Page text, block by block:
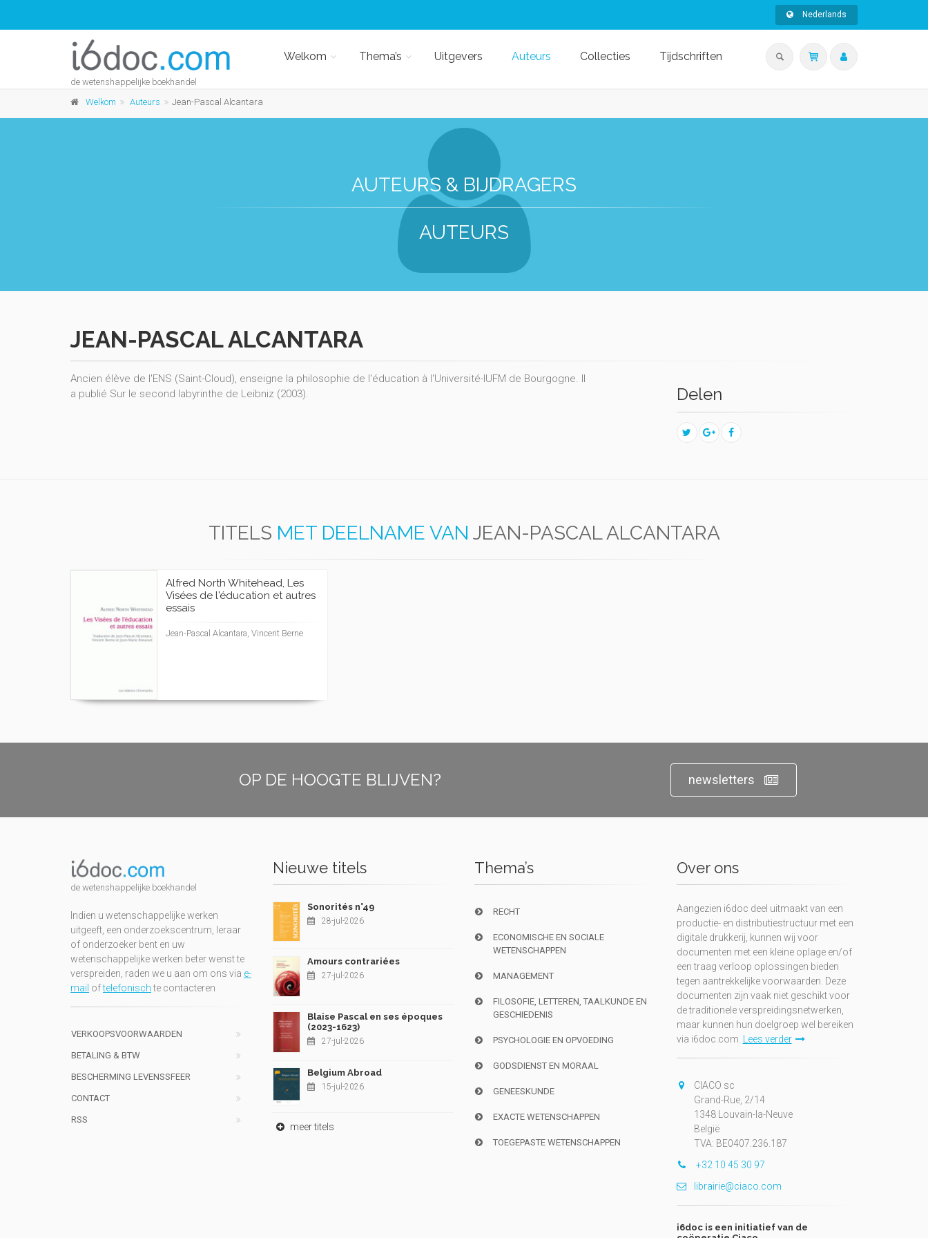
Nederlands
de wetenshappelijke boekhandel
Welkom Thema’s Uitgevers Auteurs Collecties Tijdschriften
Welkom Auteurs Jean-Pascal Alcantara
AUTEURS & BIJDRAGERS
AUTEURS
JEAN-PASCAL ALCANTARA
Ancien élève de l'ENS (Saint-Cloud), enseigne la philosophie de l'éducation à l'Université-IUFM de Bourgogne. Il
a publié Sur le second labyrinthe de Leibniz (2003).
Delen
TITELS MET DEELNAME VAN JEAN-PASCAL ALCANTARA
Alfred North Whitehead, Les
Visées de l'éducation et autres
essais
Jean-Pascal Alcantara, Vincent Berne
OP DE HOOGTE BLIJVEN? newsletters
de wetenshappelijke boekhandel
Indien u wetenschappelijke werken
uitgeeft, een onderzoekscentrum, leraar
of onderzoeker bent en uw
wetenschappelijke werken beter wenst te
verspreiden, raden we u aan om ons via e-
mail oftelefonischte contacteren
VERKOOPSVOORWAARDEN
BETALING & BTW
BESCHERMING LEVENSSFEER
CONTACT
RSS
Nieuwe titels
Sonorités n°49
28-jul-2026
Amours contrariées
27-jul-2026
Blaise Pascal en ses époques
(2023-1623)
27-jul-2026
Belgium Abroad
15-jul-2026
meer titels
Thema’s
RECHT
ECONOMISCHE EN SOCIALE
WETENSCHAPPEN
MANAGEMENT
FILOSOFIE, LETTEREN, TAALKUNDE EN
GESCHIEDENIS
PSYCHOLOGIE EN OPVOEDING
GODSDIENST EN MORAAL
GENEESKUNDE
EXACTE WETENSCHAPPEN
TOEGEPASTE WETENSCHAPPEN
Over ons
Aangezien i6doc deel uitmaakt van een
productie- en distributiestructuur met een
digitale drukkerij, kunnen wij voor
documenten met een kleine oplage en/of
een traag verloop oplossingen bieden
tegen aantrekkelijke voorwaarden. Deze
documenten zijn vaak niet geschikt voor
de traditionele verspreidingsnetwerken,
maar kunnen hun doelgroep wel bereiken
via i6doc.com.
Lees verder
CIACO sc
Grand-Rue, 2/14
1348 Louvain-la-Neuve
België
TVA: BE0407.236.187
+32 10 45 30 97
librairie@ciaco.com
i6doc is een initiatief van de